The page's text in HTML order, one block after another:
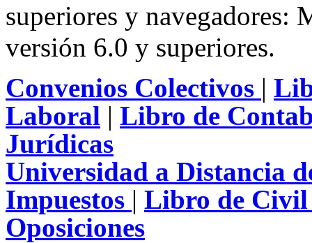
superiores y
versión 6.0 y superiores.
Convenios Colectivos |
Laboral | Libro de
Jurídicas
Universidad a Distancia
Impuestos | Libro de
Oposiciones